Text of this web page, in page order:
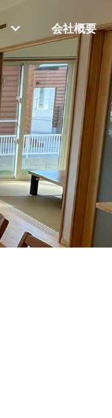
会社概要